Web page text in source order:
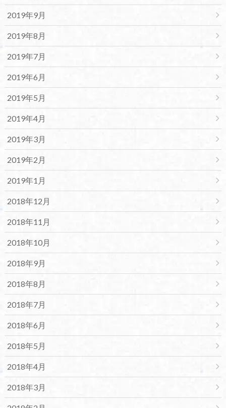
2019年9月
2019年8月
2019年7月
2019年6月
2019年5月
2019年4月
2019年3月
2019年2月
2019年1月
2018年12月
2018年11月
2018年10月
2018年9月
2018年8月
2018年7月
2018年6月
2018年5月
2018年4月
2018年3月